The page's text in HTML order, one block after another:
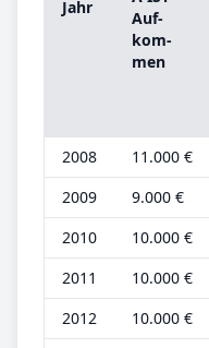
Jahr
Auf­
kom­
men
2008 11.000 €
2009
9.000 €
2010
10.000 €
2011
10.000 €
2012
10.000 €